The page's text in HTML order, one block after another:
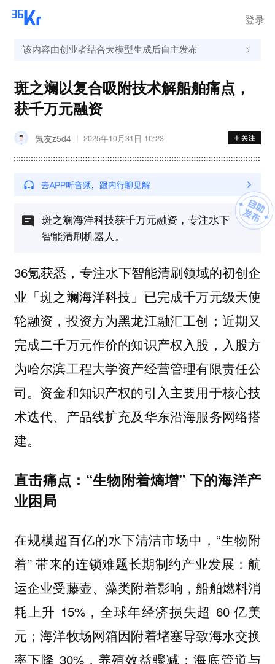
登录
该内容由创业者结合大模型生成后自主发布
斑之斓以复合吸附技术解船舶痛点，
获千万元融资
氪友z5d4 2025年10月31日 10:23
斑之斓海洋科技获千万元融资，专注水下
智能清刷机器人。
36氪获悉，专注水下智能清刷领域的初创企
业「斑之斓海洋科技」已完成千万元级天使
轮融资，投资方为黑龙江融汇工创；近期又
完成二千万元作价的知识产权入股，入股方
为哈尔滨工程大学资产经营管理有限责任公
司。资金和知识产权的引入主要用于核心技
术迭代、产品线扩充及华东沿海服务网络搭
建。
直击痛点：“生物附着熵增” 下的海洋产
业困局
在规模超百亿的水下清洁市场中，“生物附
着” 带来的连锁难题长期制约产业发展：航
运企业受藤壶、藻类附着影响，船舶燃料消
耗上升 15%，全球年经济损失超 60 亿美
元；海洋牧场网箱因附着堵塞导致海水交换
率下降 30%，养殖效益骤减；海底管道与